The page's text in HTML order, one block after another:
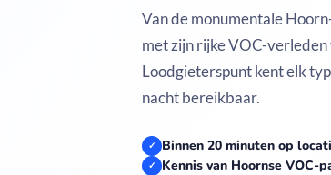
Van de monumentale
met zijn rijke VOC-
Loodgieterspunt kent elk
nacht bereikbaar.
✓ Binnen 20 minuten op
✓ Kennis van Hoornse VOC-